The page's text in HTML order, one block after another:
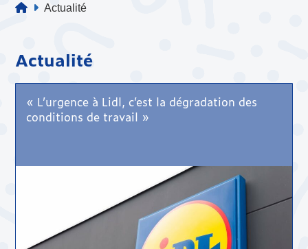
Actualité
Actualité
« L’urgence à Lidl, c’est la dégradation des
conditions de travail »